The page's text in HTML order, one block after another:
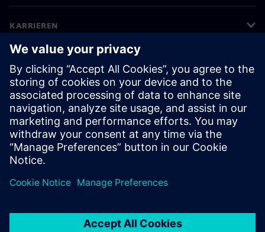
KARRIEREN
©Siemens 2026
Impressum
Datenschutz
Cookie-Richtlinien
Nutzungsbedingungen
Digitales Zertifikat